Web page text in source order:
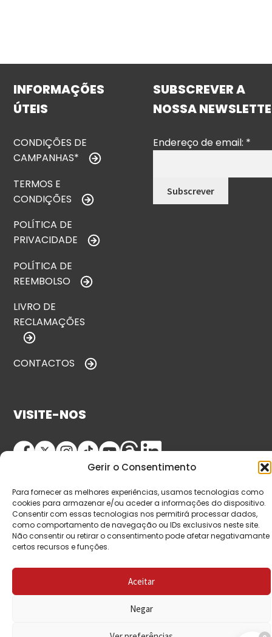
Gerir o Consentimento
Para fornecer as melhores experiências, usamos tecnologias como
cookies para armazenar e/ou aceder a informações do dispositivo.
Consentir com essas tecnologias nos permitirá processar dados,
como comportamento de navegação ou IDs exclusivos neste site.
Não consentir ou retirar o consentimento pode afetar negativamante
certos recursos e funções.
Aceitar
Negar
INFORMAÇÕES
ÚTEIS
CONDIÇÕES DE
CAMPANHAS*
TERMOS E
CONDIÇÕES
POLÍTICA DE
PRIVACIDADE
POLÍTICA DE
REEMBOLSO
LIVRO DE
RECLAMAÇÕES
CONTACTOS
SUBSCREVER A
NOSSA
Endereço de email: *
VISITE-NOS
© Copyright 2026 Saída de Emergência. Todos os
direitos reservados.